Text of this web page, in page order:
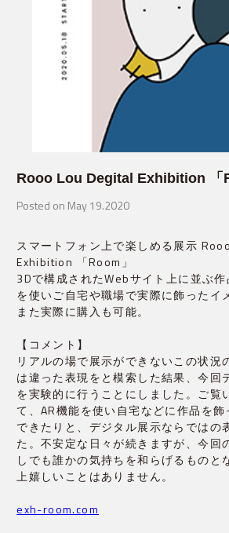
Rooo Lou Degital Exhibition 「
Posted on May 19.2020
スマートフォン上で楽しめる展示
Exhibition 「Room」
3Dで構成されたWebサイト上に並ぶ
を使いご自宅や職場で実際に飾ったイ
また実際に購入も可能。
【コメント】
リアルの場で展示ができないこの状況
は違った表現をと模索した結果、今回
を実験的に行うことにしました。ご覧
て、AR機能を使い自宅などに作品を
できたりと、デジタル展示ならではの
た。不安定な日々が続きますが、今回
しでも誰かの気持ちを和らげるものと
上嬉しいことはありません。
exh-room.com